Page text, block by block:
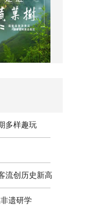
多样趣玩
流创历史新高
遗研学